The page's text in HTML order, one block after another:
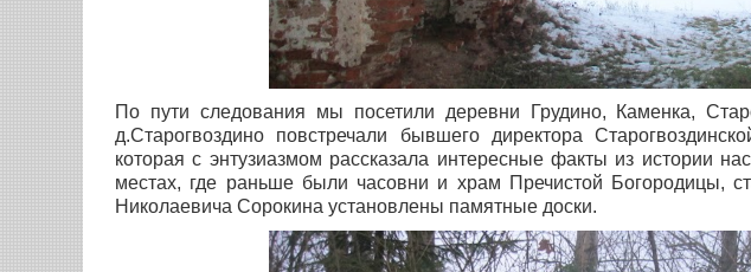
По пути следования мы посетили деревни Грудино, Каменка,
д.Старогвоздино повстречали бывшего директора
которая с энтузиазмом рассказала интересные факты из истории
местах, где раньше были часовни и храм Пречистой Богородицы,
Николаевича Сорокина установлены памятные доски.